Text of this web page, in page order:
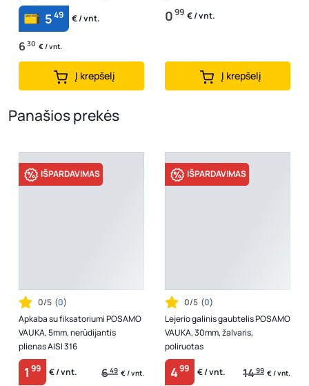
549 € / vnt.
6 30 € / vnt.
Į krepšelį
099 € / vnt.
Į krepšelį
Panašios prekės
IŠPARDAVIMAS
0/5 (0)
Apkaba su fiksatoriumi POSAMO
VAUKA, 5mm, nerūdijantis
plienas AISI 316
1 99 € / vnt. 649 € / vnt.
IŠPARDAVIMAS
0/5 (0)
Lejerio galinis gaubtelis POSAMO
VAUKA, 30mm, žalvaris,
poliruotas
499 € / vnt. 1499 € / vnt.